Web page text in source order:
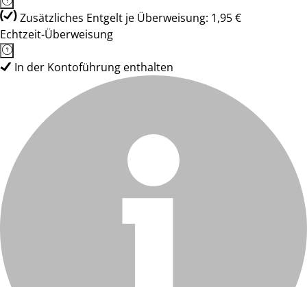
Zusätzliches Entgelt je Überweisung: 1,95 €
Echtzeit-Überweisung
In der Kontoführung enthalten